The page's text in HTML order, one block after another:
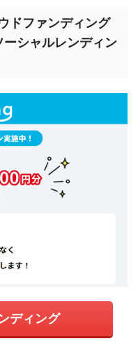
ドファンディング
シャルレンディン
ディング